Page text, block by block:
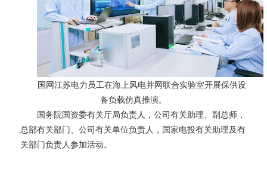
国网江苏电力员工在海上风电并网联合实验室开展保供设
备负载仿真推演。
国务院国资委有关厅局负责人，公司有关助理、副总师，
总部有关部门、公司有关单位负责人，国家电投有关助理及有
关部门负责人参加活动。